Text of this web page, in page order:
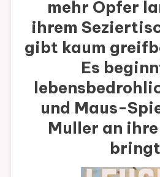
mehr Opfer
ihrem
gibt kaum
Es
und Maus-
Muller an